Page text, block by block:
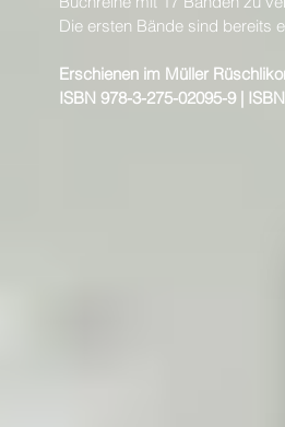
Die ersten Bände sind bereits
Erschienen im Müller
ISBN 978-3-275-02095-9 |